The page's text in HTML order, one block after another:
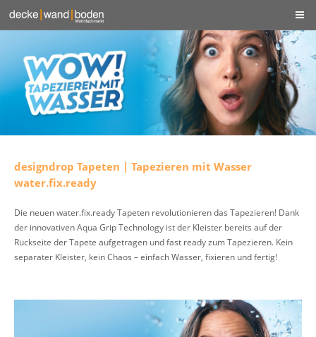
designdrop Tapeten | Tapezieren mit Wasser
water.fix.ready
Die neuen water.fix.ready Tapeten revolutionieren das Tapezieren! Dank
der innovativen Aqua Grip Technology ist der Kleister bereits auf der
Rückseite der Tapete aufgetragen und fast ready zum Tapezieren. Kein
separater Kleister, kein Chaos – einfach Wasser, fixieren und fertig!